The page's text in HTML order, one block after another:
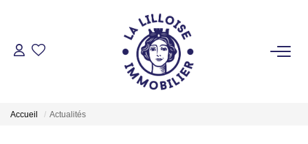
ACHETER
Accueil Actualités